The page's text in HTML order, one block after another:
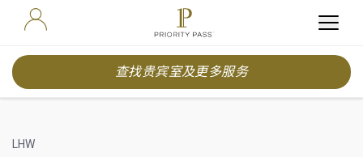
查找贵宾室及更多服务
LHW